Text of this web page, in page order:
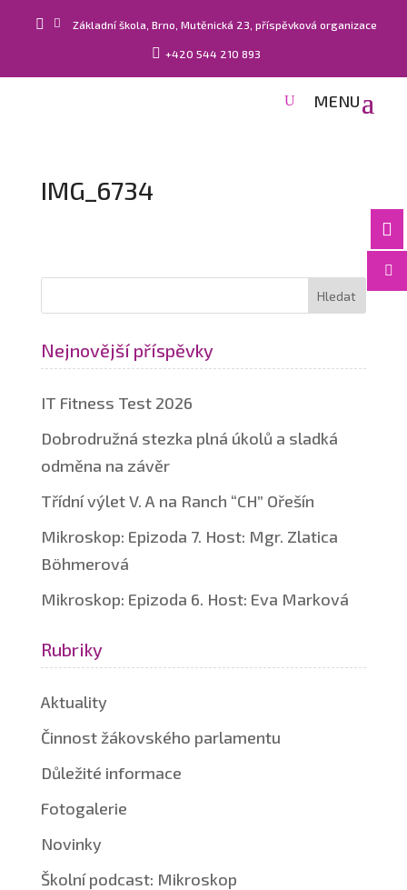
  Základní škola, Brno, Mutěnická 23, příspěvková organizace
 +420 544 210 893


IMG_6734
Nejnovější příspěvky
IT Fitness Test 2026
Dobrodružná stezka plná úkolů a sladká
odměna na závěr
Třídní výlet V. A na Ranch “CH” Ořešín
Mikroskop: Epizoda 7. Host: Mgr. Zlatica
Böhmerová
Mikroskop: Epizoda 6. Host: Eva Marková
Rubriky
Aktuality
Činnost žákovského parlamentu
Důležité informace
Fotogalerie
Novinky
Školní podcast: Mikroskop